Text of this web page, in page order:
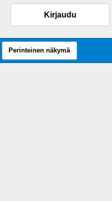
Kirjaudu
Perinteinen näkymä